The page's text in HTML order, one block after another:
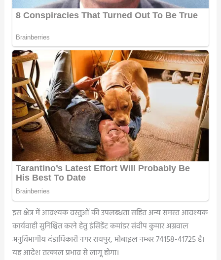
इस क्षेत्र में आवश्यक वस्तुओं की उपलब्धता सहित अन्य समस्त आवश्यक
कार्यवाही सुनिश्चित करने हेतु इंसिडेंट कमांडर संदीप कुमार अग्रवाल
अनुविभागीय दंडाधिकारी नगर रायपुर, मोबाइल नम्बर 74158-41725 है।
यह आदेश तत्काल प्रभाव से लागू होगा।